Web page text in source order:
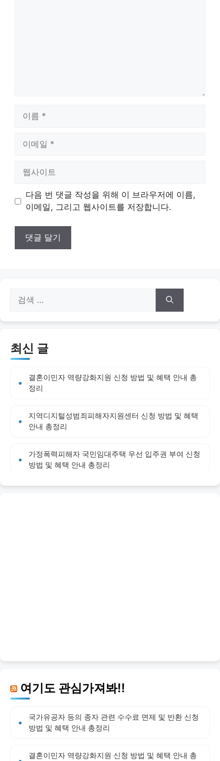
트
다음 번 댓글 작성을 위해 이 브라우저에 이름,
이메일, 그리고 웹사이트를 저장합니다.
색:
최신 글
결혼이민자 역량강화지원 신청 방법 및 혜택 안내 총
정리
지역디지털성범죄피해자지원센터 신청 방법 및 혜택
안내 총정리
가정폭력피해자 국민임대주택 우선 입주권 부여 신청
방법 및 혜택 안내 총정리
여기도 관심가져봐!!
국가유공자 등의 종자 관련 수수료 면제 및 반환 신청
방법 및 혜택 안내 총정리
결혼이민자 역량강화지원 신청 방법 및 혜택 안내 총